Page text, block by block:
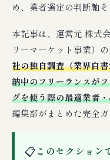
め、業者選定の判断軸
本記事は、運営元 株式
リーマーケット事業）の
社の独自調査（業界白
納中のフリーランスが
グを使う際の最適業者
編集部がまとめた完全ガ
📋このセクション